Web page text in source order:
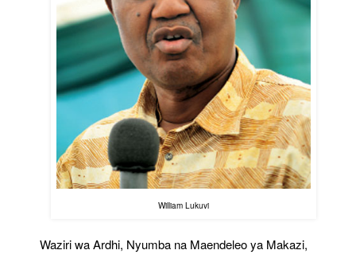
William Lukuvi
Waziri wa Ardhi, Nyumba na Maendeleo ya Makazi,